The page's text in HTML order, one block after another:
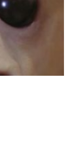
Les séries MARVEL